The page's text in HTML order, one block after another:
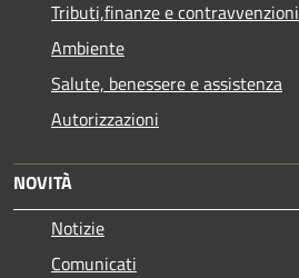
Tributi,finanze e contravvenzioni
Ambiente
Salute, benessere e assistenza
Autorizzazioni
NOVITÀ
Notizie
Comunicati